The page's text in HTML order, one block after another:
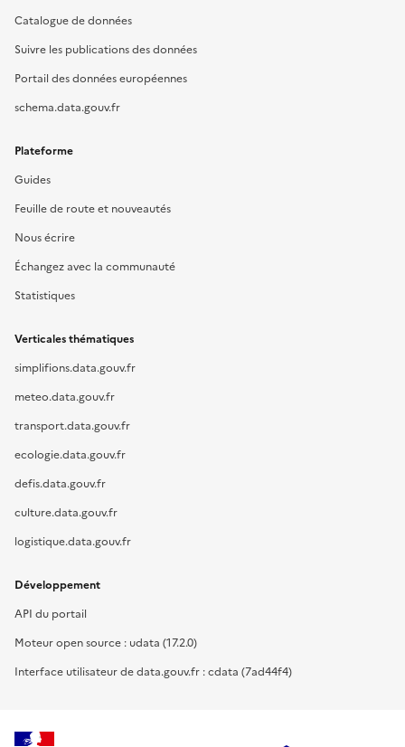
Catalogue de données
Suivre les publications des données
Portail des données européennes
schema.data.gouv.fr
Plateforme
Guides
Feuille de route et nouveautés
Nous écrire
Échangez avec la communauté
Statistiques
Verticales thématiques
simplifions.data.gouv.fr
meteo.data.gouv.fr
transport.data.gouv.fr
ecologie.data.gouv.fr
defis.data.gouv.fr
culture.data.gouv.fr
logistique.data.gouv.fr
Développement
API du portail
Moteur open source : udata (17.2.0)
Interface utilisateur de data.gouv.fr : cdata (7ad44f4)